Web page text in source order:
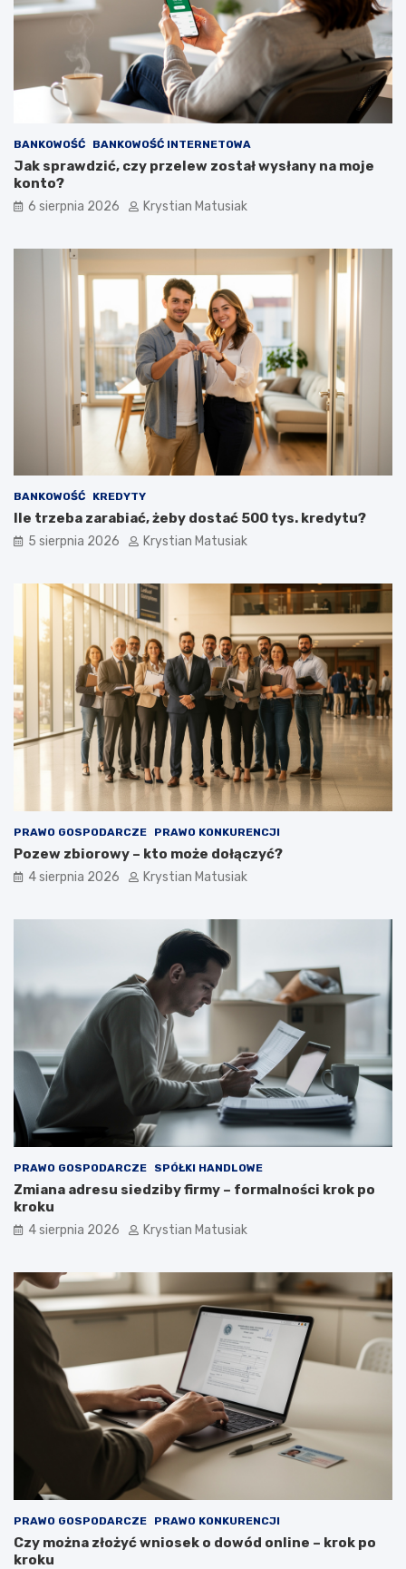
BANKOWOŚĆ BANKOWOŚĆ INTERNETOWA
Jak sprawdzić, czy przelew został wysłany na moje
konto?
6 sierpnia 2026 Krystian Matusiak
BANKOWOŚĆ KREDYTY
Ile trzeba zarabiać, żeby dostać 500 tys. kredytu?
5 sierpnia 2026 Krystian Matusiak
PRAWO GOSPODARCZE PRAWO KONKURENCJI
Pozew zbiorowy – kto może dołączyć?
4 sierpnia 2026 Krystian Matusiak
PRAWO GOSPODARCZE SPÓŁKI HANDLOWE
Zmiana adresu siedziby firmy – formalności krok po
kroku
4 sierpnia 2026 Krystian Matusiak
PRAWO GOSPODARCZE PRAWO KONKURENCJI
Czy można złożyć wniosek o dowód online – krok po
kroku